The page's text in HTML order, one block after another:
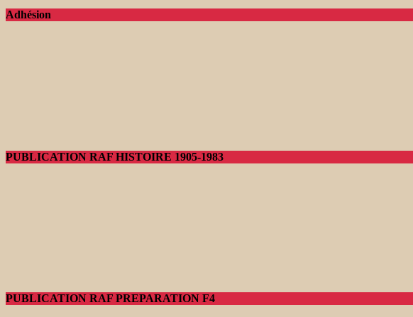
Adhésion
PUBLICATION RAF HISTOIRE 1905-1983
PUBLICATION RAF PREPARATION F4